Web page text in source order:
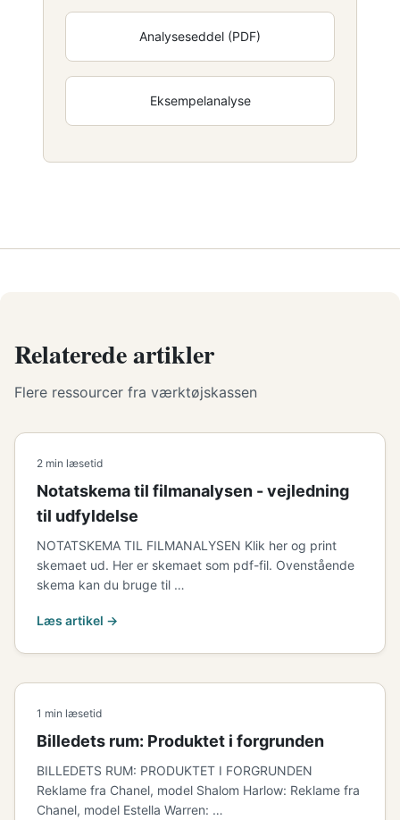
Analyseseddel (PDF)
Eksempelanalyse
Relaterede artikler
Flere ressourcer fra værktøjskassen
2 min læsetid
Notatskema til filmanalysen - vejledning
til udfyldelse
NOTATSKEMA TIL FILMANALYSEN Klik her og print
skemaet ud. Her er skemaet som pdf-fil. Ovenstående
skema kan du bruge til …
Læs artikel →
1 min læsetid
Billedets rum: Produktet i forgrunden
BILLEDETS RUM: PRODUKTET I FORGRUNDEN
Reklame fra Chanel, model Shalom Harlow: Reklame fra
Chanel, model Estella Warren: …